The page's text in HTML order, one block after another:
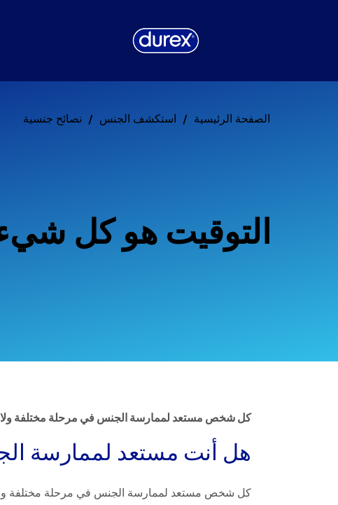
الصفحة الرئيسية استكشف الجنس نصائح جنسية
التوقيت هو كل
كل شخص مستعد لممارسة الجنس في مرحلة مختلفة ولا
هل أنت مستعد لممارسة
كل شخص مستعد لممارسة الجنس في مرحلة مختلفة ولا